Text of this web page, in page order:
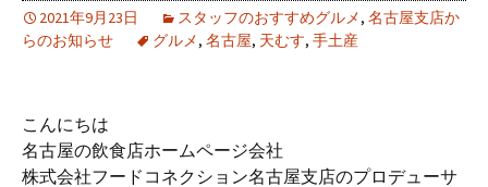
2021年9月23日 スタッフのおすすめグルメ, 名古屋支店か
らのお知らせ
グルメ, 名古屋, 天むす, 手土産
こんにちは
名古屋の飲食店ホームページ会社
株式会社フードコネクション名古屋支店のプロデューサ